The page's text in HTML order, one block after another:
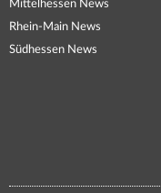
Mittelhessen News
Rhein-Main News
Südhessen News